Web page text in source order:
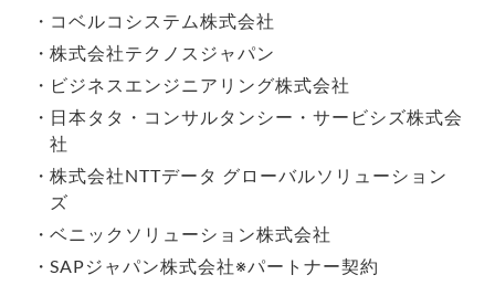
コベルコシステム株式会社
株式会社テクノスジャパン
ビジネスエンジニアリング株式会社
日本タタ・コンサルタンシー・サービシズ株式会
社
株式会社NTTデータ グローバルソリューション
ズ
ベニックソリューション株式会社
SAPジャパン株式会社※パートナー契約